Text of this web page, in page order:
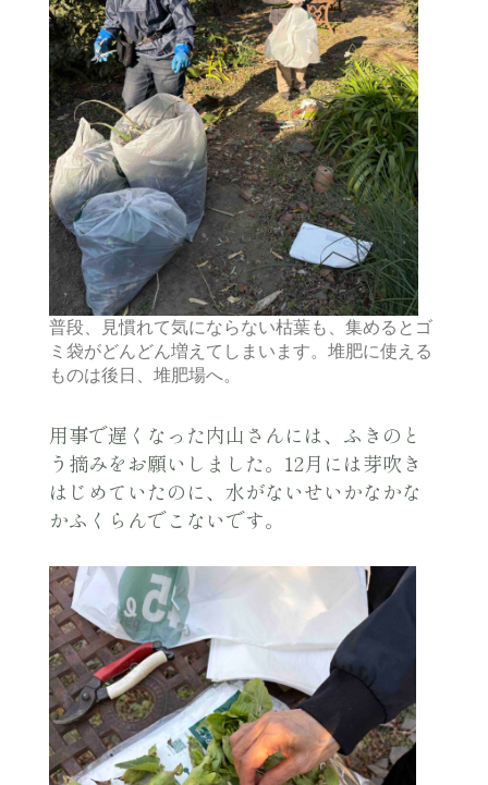
普段、見慣れて気にならない枯葉も、集めるとゴ
ミ袋がどんどん増えてしまいます。堆肥に使える
ものは後日、堆肥場へ。
用事で遅くなった内山さんには、ふきのと
う摘みをお願いしました。12月には芽吹き
はじめていたのに、水がないせいかなかな
かふくらんでこないです。